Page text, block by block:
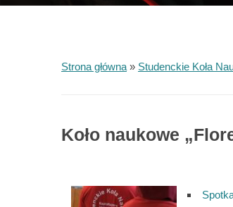
Strona główna » Studenckie Koła
Koło naukowe